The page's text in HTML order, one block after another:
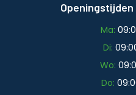
Ma:
Di:
Wo:
Do: